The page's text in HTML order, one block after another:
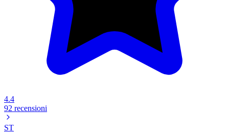
4.4
92 recensioni
ST